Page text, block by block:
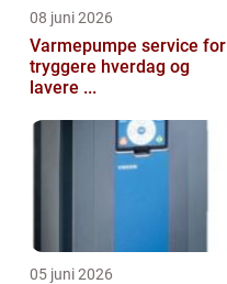
08 juni 2026
Varmepumpe service for
tryggere hverdag og
lavere ...
05 juni 2026